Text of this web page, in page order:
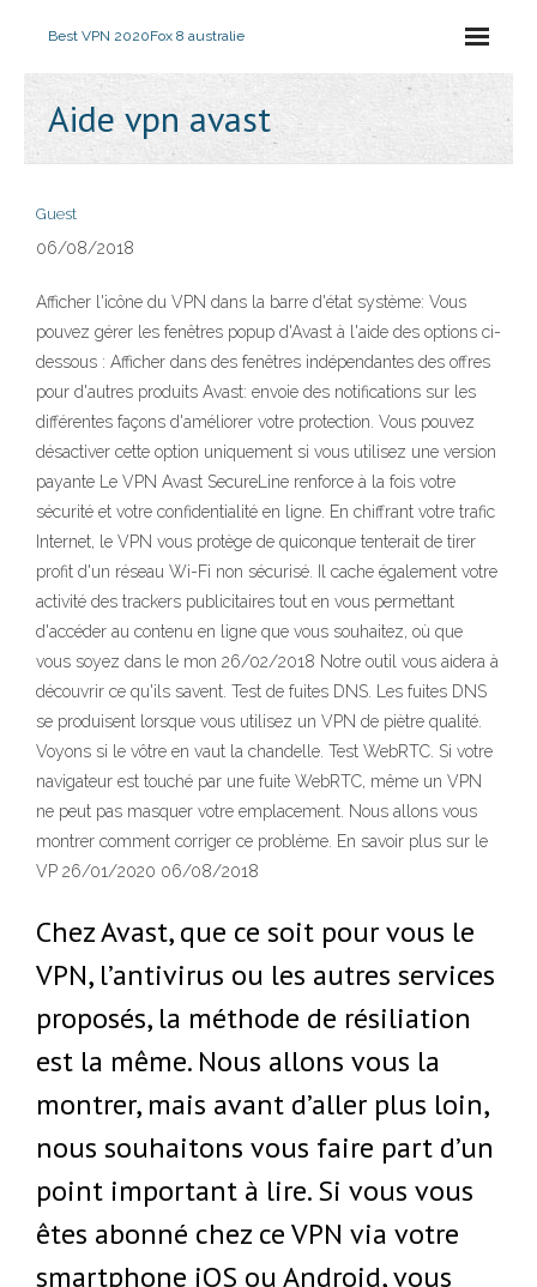
Best VPN 2020Fox 8 australie
Aide vpn avast
Guest
06/08/2018
Afficher l'icône du VPN dans la barre d'état système: Vous
pouvez gérer les fenêtres popup d'Avast à l'aide des options ci-
dessous : Afficher dans des fenêtres indépendantes des offres
pour d'autres produits Avast: envoie des notifications sur les
différentes façons d'améliorer votre protection. Vous pouvez
désactiver cette option uniquement si vous utilisez une version
payante Le VPN Avast SecureLine renforce à la fois votre
sécurité et votre confidentialité en ligne. En chiffrant votre trafic
Internet, le VPN vous protège de quiconque tenterait de tirer
profit d'un réseau Wi-Fi non sécurisé. Il cache également votre
activité des trackers publicitaires tout en vous permettant
d'accéder au contenu en ligne que vous souhaitez, où que
vous soyez dans le mon 26/02/2018 Notre outil vous aidera à
découvrir ce qu'ils savent. Test de fuites DNS. Les fuites DNS
se produisent lorsque vous utilisez un VPN de piètre qualité.
Voyons si le vôtre en vaut la chandelle. Test WebRTC. Si votre
navigateur est touché par une fuite WebRTC, même un VPN
ne peut pas masquer votre emplacement. Nous allons vous
montrer comment corriger ce problème. En savoir plus sur le
VP 26/01/2020 06/08/2018
Chez Avast, que ce soit pour vous le
VPN, l’antivirus ou les autres services
proposés, la méthode de résiliation
est la même. Nous allons vous la
montrer, mais avant d’aller plus loin,
nous souhaitons vous faire part d’un
point important à lire. Si vous vous
êtes abonné chez ce VPN via votre
smartphone iOS ou Android, vous